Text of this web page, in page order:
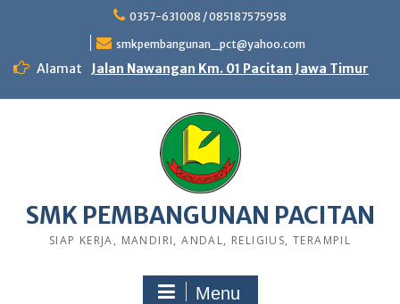
0357-631008 / 085187575958
smkpembangunan_pct@yahoo.com
Alamat Jalan Nawangan Km. 01 Pacitan Jawa Timur
SMK PEMBANGUNAN PACITAN
SIAP KERJA, MANDIRI, ANDAL, RELIGIUS, TERAMPIL
Menu